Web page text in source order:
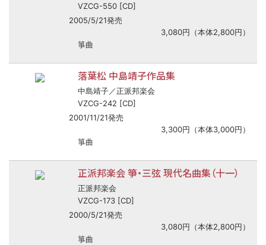
VZCG-550 [CD]
2005/5/21発売
3,080円（本体2,800円）
箏曲
落葉松 中島靖子作品集
中島靖子／正派邦楽会
VZCG-242 [CD]
2001/11/21発売
3,300円（本体3,000円）
箏曲
正派邦楽会 箏・三弦 現代名曲集（十一）
正派邦楽会
VZCG-173 [CD]
2000/5/21発売
3,080円（本体2,800円）
箏曲